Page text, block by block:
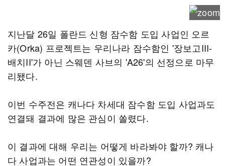
지난달 26일 폴란드 신형 잠수함 도입 사업인 오르
카(Orka) 프로젝트는 우리나라 잠수함인 '장보고III-
배치II'가 아닌 스웨덴 사브의 'A26'의 선정으로 마무
리됐다.
이번 수주전은 캐나다 차세대 잠수함 도입 사업과도
연결돼 결과에 많은 관심이 쏠렸다.
이 결과에 대해 우리는 어떻게 바라봐야 할까? 캐나
다 사업과는 어떤 연관성이 있을까?